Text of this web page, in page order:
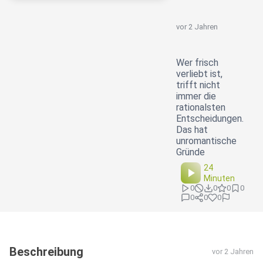
vor 2 Jahren
Wer frisch
verliebt ist,
trifft nicht
immer die
rationalsten
Entscheidungen.
Das hat
unromantische
Gründe
24
Minuten
0 0 0
0
0
0 0
Beschreibung vor 2 Jahren